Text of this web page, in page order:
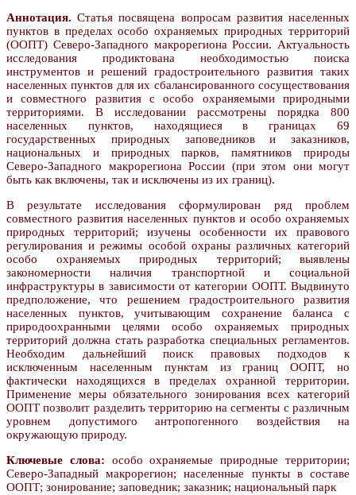
Аннотация. Статья посвящена вопросам развития населенных
пунктов в пределах особо охраняемых природных территорий
(ООПТ) Северо-Западного макрорегиона России. Актуальность
исследования продиктована необходимостью поиска
инструментов и решений градостроительного развития таких
населенных пунктов для их сбалансированного сосуществования
и совместного развития с особо охраняемыми природными
территориями. В исследовании рассмотрены порядка 800
населенных пунктов, находящиеся в границах 69
государственных природных заповедников и заказников,
национальных и природных парков, памятников природы
Северо-Западного макрорегиона России (при этом они могут
быть как включены, так и исключены из их границ).
В результате исследования сформулирован ряд проблем
совместного развития населенных пунктов и особо охраняемых
природных территорий; изучены особенности их правового
регулирования и режимы особой охраны различных категорий
особо охраняемых природных территорий; выявлены
закономерности наличия транспортной и социальной
инфраструктуры в зависимости от категории ООПТ. Выдвинуто
предположение, что решением градостроительного развития
населенных пунктов, учитывающим сохранение баланса с
природоохранными целями особо охраняемых природных
территорий должна стать разработка специальных регламентов.
Необходим дальнейший поиск правовых подходов к
исключенным населенным пунктам из границ ООПТ, но
фактически находящихся в пределах охранной территории.
Применение меры обязательного зонирования всех категорий
ООПТ позволит разделить территорию на сегменты с различным
уровнем допустимого антропогенного воздействия на
окружающую природу.
Ключевые слова: особо охраняемые природные территории;
Северо-Западный макрорегион; населенные пункты в составе
ООПТ; зонирование; заповедник; заказник; национальный парк